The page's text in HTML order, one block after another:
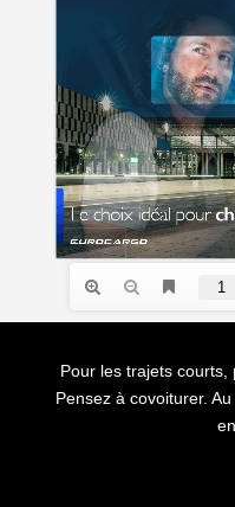
Pour les trajets courts,
Pensez à covoiturer.